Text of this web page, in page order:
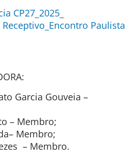
CP27_2025_
Paulista
Garcia Gouveia –
– Membro;
Membro;
– Membro.